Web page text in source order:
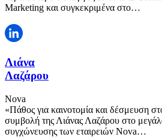
Marketing και συγκεκριμένα στο…
Λιάνα
Λαζάρου
Nova
«Πάθος για καινοτομία και δέσμευση
συμβολή της Λιάνας Λαζάρου στο
συγχώνευσης των εταιρειών Nova…